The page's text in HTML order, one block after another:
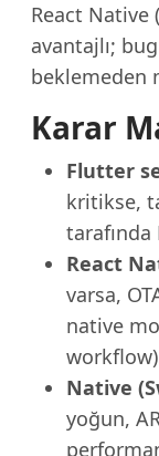
React Native
avantajlı;
beklemeden
Karar
Flutter
kritikse,
React
varsa,
native
Native
yoğun,